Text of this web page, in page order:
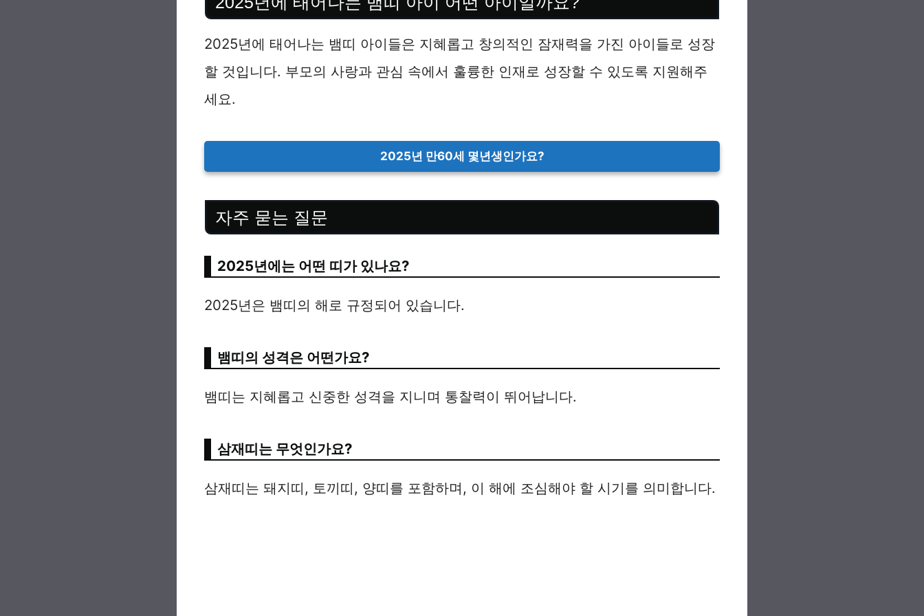
2025년에 태어나는 뱀띠 아이들은 지혜롭고 창의적인 잠재력을 가진 아이들로 성장
할 것입니다. 부모의 사랑과 관심 속에서 훌륭한 인재로 성장할 수 있도록 지원해주
세요.
2025년 만60세 몇년생인가요?
자주 묻는 질문
2025년에는 어떤 띠가 있나요?
2025년은 뱀띠의 해로 규정되어 있습니다.
뱀띠의 성격은 어떤가요?
뱀띠는 지혜롭고 신중한 성격을 지니며 통찰력이 뛰어납니다.
삼재띠는 무엇인가요?
삼재띠는 돼지띠, 토끼띠, 양띠를 포함하며, 이 해에 조심해야 할 시기를 의미합니다.